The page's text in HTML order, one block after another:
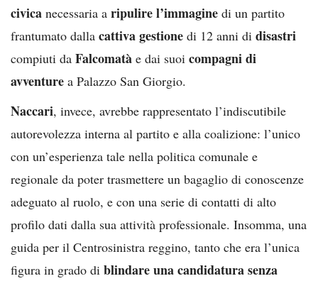
civica necessaria a ripulire l’immagine di un partito
frantumato dalla cattiva gestione di 12 anni di disastri
compiuti da Falcomatà e dai suoi compagni di
avventure a Palazzo San Giorgio.
Naccari, invece, avrebbe rappresentato l’indiscutibile
autorevolezza interna al partito e alla coalizione: l’unico
con un’esperienza tale nella politica comunale e
regionale da poter trasmettere un bagaglio di conoscenze
adeguato al ruolo, e con una serie di contatti di alto
profilo dati dalla sua attività professionale. Insomma, una
guida per il Centrosinistra reggino, tanto che era l’unica
figura in grado di blindare una candidatura senza